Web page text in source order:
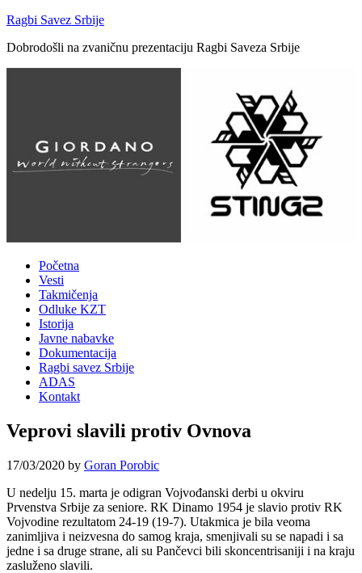
Ragbi Savez Srbije
Dobrodošli na zvaničnu prezentaciju Ragbi Saveza Srbije
Početna
Vesti
Takmičenja
Odluke KZT
Istorija
Javne nabavke
Dokumentacija
Ragbi savez Srbije
ADAS
Kontakt
Veprovi slavili protiv Ovnova
17/03/2020 by Goran Porobic
U nedelju 15. marta je odigran Vojvođanski derbi u okviru
Prvenstva Srbije za seniore. RK Dinamo 1954 je slavio protiv RK
Vojvodine rezultatom 24-19 (19-7). Utakmica je bila veoma
zanimljiva i neizvesna do samog kraja, smenjivali su se napadi i sa
jedne i sa druge strane, ali su Pančevci bili skoncentrisaniji i na kraju
zasluženo slavili.